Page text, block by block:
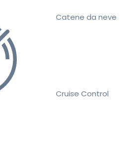
Catene da neve
Cruise Control